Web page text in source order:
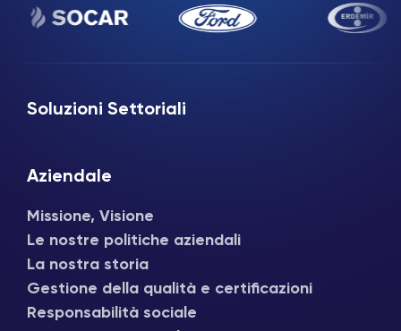
Soluzioni Settoriali
Aziendale
Missione, Visione
Le nostre politiche aziendali
La nostra storia
Gestione della qualità e certificazioni
Responsabilità sociale